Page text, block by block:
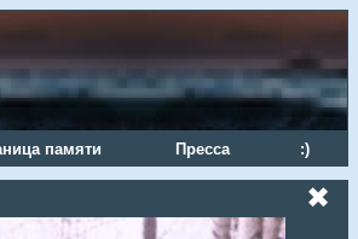
памяти Пресса :)
✖